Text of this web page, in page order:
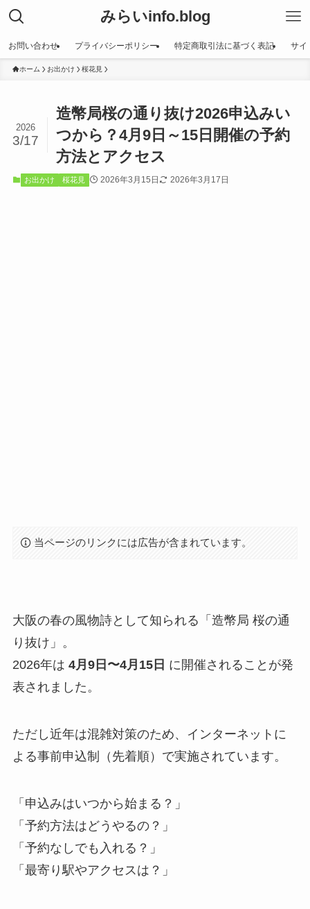
みらいinfo.blog
お問い合わせ プライバシーポリシー 特定商取引法に基づく表記 サイ
ホーム お出かけ 桜花見
造幣局桜の通り抜け2026申込みい
つから？4月9日～15日開催の予約
方法とアクセス
2026
3/17
お出かけ 桜花見 2026年3月15日 2026年3月17日
当ページのリンクには広告が含まれています。
大阪の春の風物詩として知られる「造幣局 桜の通
り抜け」。
2026年は 4月9日〜4月15日 に開催されることが発
表されました。
ただし近年は混雑対策のため、インターネットに
よる事前申込制（先着順）で実施されています。
「申込みはいつから始まる？」
「予約方法はどうやるの？」
「予約なしでも入れる？」
「最寄り駅やアクセスは？」